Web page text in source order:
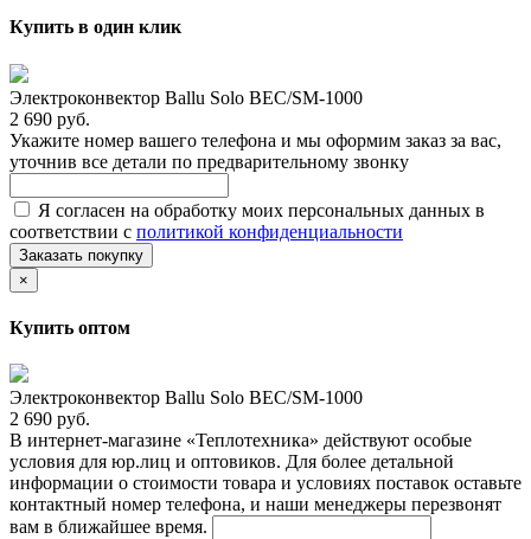
Купить в один клик
Электроконвектор Ballu Solo BEC/SM-1000
2 690 руб.
Укажите номер вашего телефона и мы оформим заказ за вас,
уточнив все детали по предварительному звонку
Я согласен на обработку моих персональных данных в
соответствии с политикой конфиденциальности
Заказать покупку
×
Купить оптом
Электроконвектор Ballu Solo BEC/SM-1000
2 690 руб.
В интернет-магазине «Теплотехника» действуют особые
условия для юр.лиц и оптовиков. Для более детальной
информации о стоимости товара и условиях поставок оставьте
контактный номер телефона, и наши менеджеры перезвонят
вам в ближайшее время.